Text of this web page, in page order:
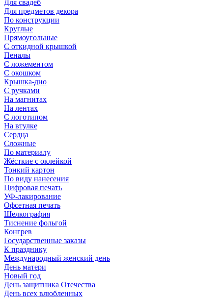
Для свадеб
Для предметов декора
По конструкции
Круглые
Прямоугольные
С откидной крышкой
Пеналы
С ложементом
С окошком
Крышка-дно
С ручками
На магнитах
На лентах
С логотипом
На втулке
Сердца
Сложные
По материалу
Жёсткие с оклейкой
Тонкий картон
По виду нанесения
Цифровая печать
УФ-лакирование
Офсетная печать
Шелкография
Тиснение фольгой
Конгрев
Государственные заказы
К празднику
Международный женский день
День матери
Новый год
День защитника Отечества
День всех влюбленных